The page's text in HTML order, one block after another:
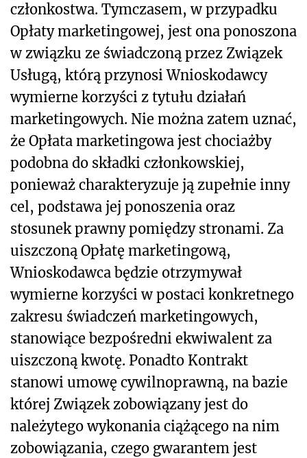
członkostwa. Tymczasem, w przypadku
Opłaty marketingowej, jest ona ponoszona
w związku ze świadczoną przez Związek
Usługą, którą przynosi Wnioskodawcy
wymierne korzyści z tytułu działań
marketingowych. Nie można zatem uznać,
że Opłata marketingowa jest chociażby
podobna do składki członkowskiej,
ponieważ charakteryzuje ją zupełnie inny
cel, podstawa jej ponoszenia oraz
stosunek prawny pomiędzy stronami. Za
uiszczoną Opłatę marketingową,
Wnioskodawca będzie otrzymywał
wymierne korzyści w postaci konkretnego
zakresu świadczeń marketingowych,
stanowiące bezpośredni ekwiwalent za
uiszczoną kwotę. Ponadto Kontrakt
stanowi umowę cywilnoprawną, na bazie
której Związek zobowiązany jest do
należytego wykonania ciążącego na nim
zobowiązania, czego gwarantem jest